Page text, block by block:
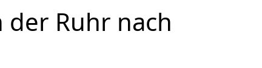
Ruhr nach